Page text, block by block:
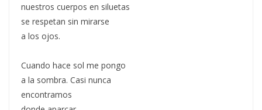
nuestros cuerpos en siluetas
se respetan sin mirarse
a los ojos.
Cuando hace sol me pongo
a la sombra. Casi nunca
encontramos